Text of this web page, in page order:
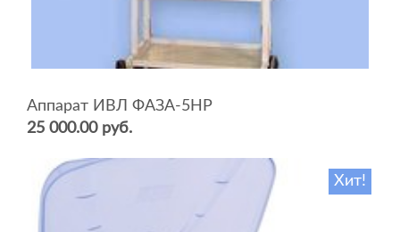
Аппарат ИВЛ ФАЗА-5НР
25 000.00 руб.
Хит!